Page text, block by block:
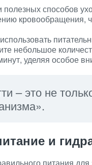
способов
кровообращения,
небольшое
уделяя особое
– это не
и